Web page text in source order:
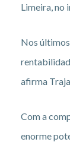
Limeira, no
Nos
afirma
Com a
enorme